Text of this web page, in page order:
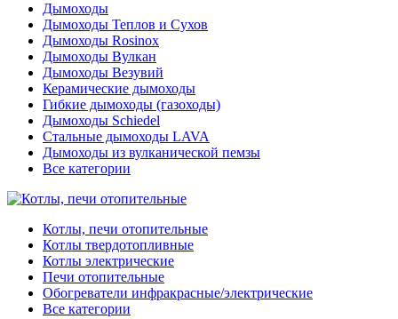
Дымоходы
Дымоходы Теплов и Сухов
Дымоходы Rosinox
Дымоходы Вулкан
Дымоходы Везувий
Керамические дымоходы
Гибкие дымоходы (газоходы)
Дымоходы Schiedel
Стальные дымоходы LAVA
Дымоходы из вулканической пемзы
Все категории
Котлы, печи отопительные
Котлы твердотопливные
Котлы электрические
Печи отопительные
Обогреватели инфракрасные/электрические
Все категории